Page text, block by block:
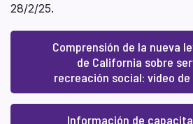
28/2/25.
Comprensión de la nueva
de California sobre
recreación social: video
Información de